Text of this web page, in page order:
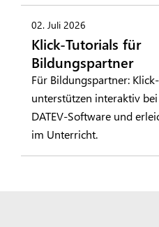
02. Juli 2026
Klick-Tutorials für
Bildungspartner
Für Bildungspartner:
unterstützen interaktiv
DATEV-Software und
im Unterricht.